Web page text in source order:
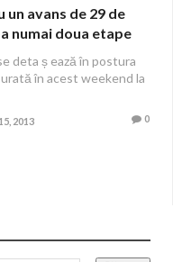
un avans de 29 de
numai doua etape
deta ș ează în postura
în acest weekend la
2013 0